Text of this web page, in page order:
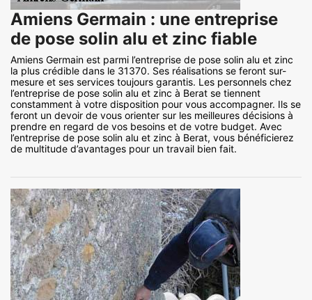
Amiens Germain : une entreprise
de pose solin alu et zinc fiable
Amiens Germain est parmi l’entreprise de pose solin alu et zinc
la plus crédible dans le 31370. Ses réalisations se feront sur-
mesure et ses services toujours garantis. Les personnels chez
l’entreprise de pose solin alu et zinc à Berat se tiennent
constamment à votre disposition pour vous accompagner. Ils se
feront un devoir de vous orienter sur les meilleures décisions à
prendre en regard de vos besoins et de votre budget. Avec
l’entreprise de pose solin alu et zinc à Berat, vous bénéficierez
de multitude d’avantages pour un travail bien fait.